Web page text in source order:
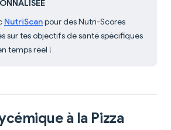
NutriScanpour des Nutri-Scores
sur tes objectifs de santé spécifiques
temps réel !
à la Pizza